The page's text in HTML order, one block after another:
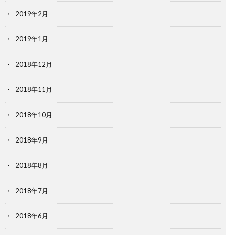
2019年2月
2019年1月
2018年12月
2018年11月
2018年10月
2018年9月
2018年8月
2018年7月
2018年6月